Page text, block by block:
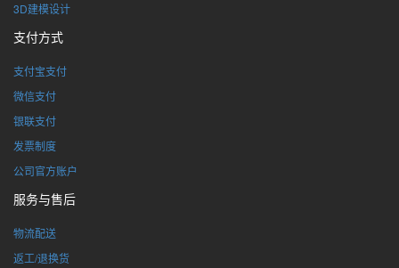
3D建模设计
支付方式
支付宝支付
微信支付
银联支付
发票制度
公司官方账户
服务与售后
物流配送
返工/退换货